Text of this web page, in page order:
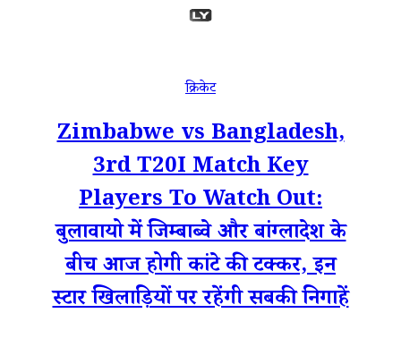
क्रिकेट
Zimbabwe vs Bangladesh,
3rd T20I Match Key
Players To Watch Out:
बुलावायो में जिम्बाब्वे और बांग्लादेश के
बीच आज होगी कांटे की टक्कर, इन
स्टार खिलाड़ियों पर रहेंगी सबकी निगाहें